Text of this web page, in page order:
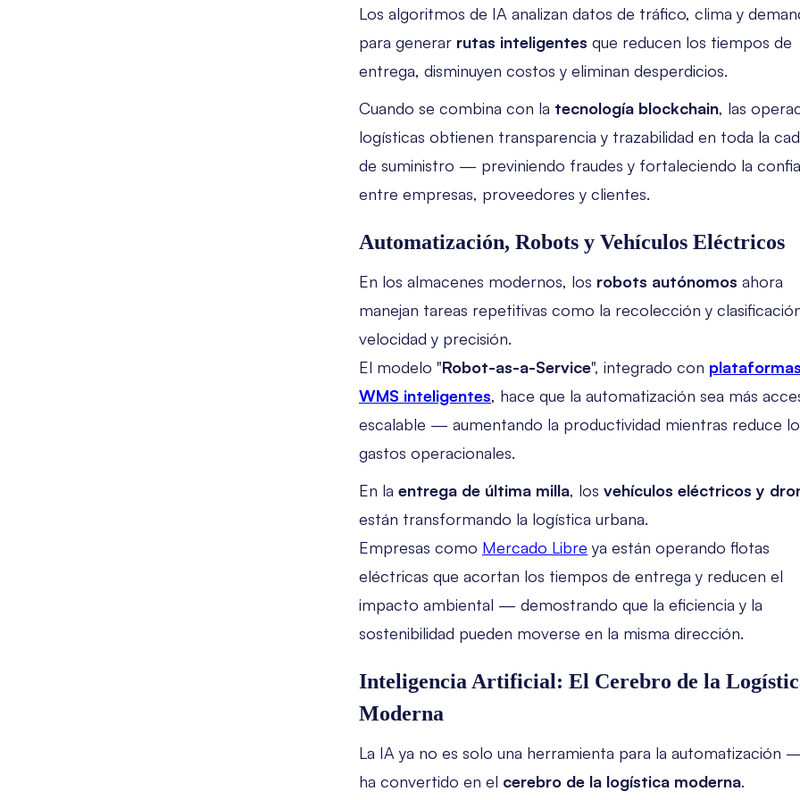
Los algoritmos de IA analizan datos de tráfico, clima y
para generar rutas inteligentes que reducen los tiempos de
entrega, disminuyen costos y eliminan desperdicios.
Cuando se combina con la tecnología blockchain, las
logísticas obtienen transparencia y trazabilidad en toda la
de suministro — previniendo fraudes y fortaleciendo la
entre empresas, proveedores y clientes.
Automatización, Robots y Vehículos Eléctricos
En los almacenes modernos, los robots autónomos ahora
manejan tareas repetitivas como la recolección y
velocidad y precisión.
El modelo "Robot-as-a-Service", integrado con
WMS inteligentes, hace que la automatización sea más
escalable — aumentando la productividad mientras reduce
gastos operacionales.
En la entrega de última milla, los vehículos eléctricos y
están transformando la logística urbana.
Empresas como Mercado Libre ya están operando flotas
eléctricas que acortan los tiempos de entrega y reducen el
impacto ambiental — demostrando que la eficiencia y la
sostenibilidad pueden moverse en la misma dirección.
Inteligencia Artificial: El Cerebro de la
Moderna
La IA ya no es solo una herramienta para la automatización
ha convertido en el cerebro de la logística moderna.